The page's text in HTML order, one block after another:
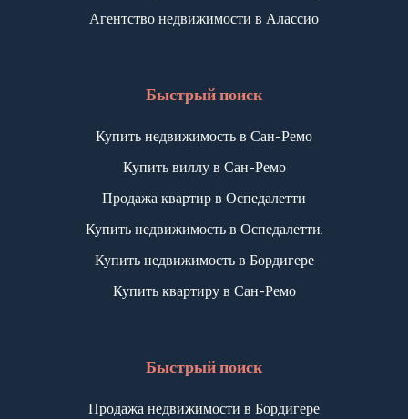
Агентство недвижимости в Алассио
Быстрый поиск
Купить недвижимость в Сан-Ремо
Купить виллу в Сан-Ремо
Продажа квартир в Оспедалетти
Купить недвижимость в Оспедалетти.
Купить недвижимость в Бордигере
Купить квартиру в Сан-Ремо
Быстрый поиск
Продажа недвижимости в Бордигере